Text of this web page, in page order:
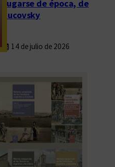
Fugarse de época, de
Rucovsky
14 de julio de 2026